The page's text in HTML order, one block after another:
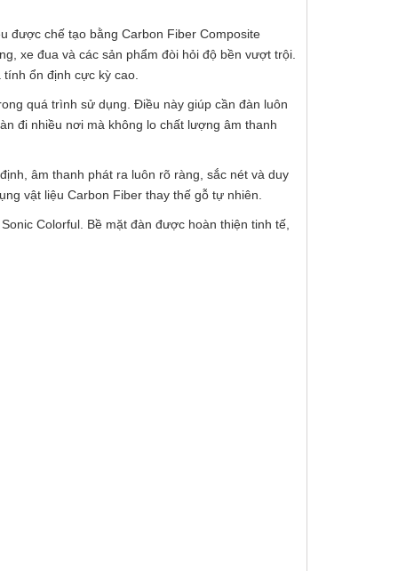
được chế tạo bằng Carbon Fiber Composite
xe đua và các sản phẩm đòi hỏi độ bền vượt trội.
ổn định cực kỳ cao.
quá trình sử dụng. Điều này giúp cần đàn luôn
đi nhiều nơi mà không lo chất lượng âm thanh
âm thanh phát ra luôn rõ ràng, sắc nét và duy
vật liệu Carbon Fiber thay thế gỗ tự nhiên.
Colorful. Bề mặt đàn được hoàn thiện tinh tế,